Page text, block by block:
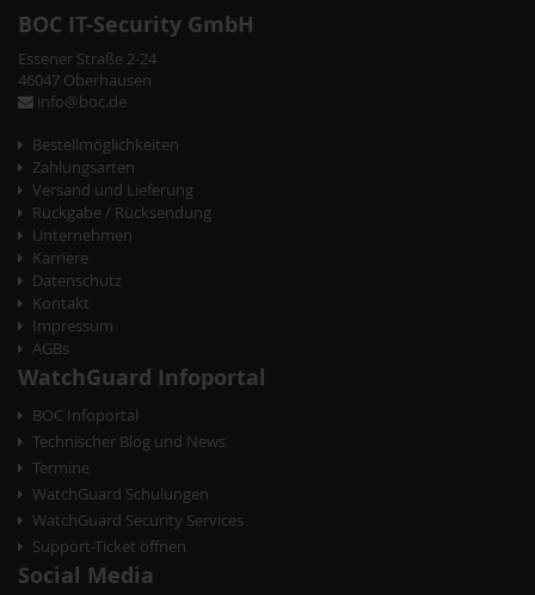
der
Bildergalerie
springen
der
Bildergalerie
springen
BOC IT-Security GmbH
Essener Straße 2-24
46047 Oberhausen
info@boc.de
Bestellmöglichkeiten
Zahlungsarten
Versand und Lieferung
Rückgabe / Rücksendung
Unternehmen
Karriere
Datenschutz
Kontakt
Impressum
AGBs
WatchGuard Infoportal
BOC Infoportal
Technischer Blog und News
Termine
WatchGuard Schulungen
WatchGuard Security Services
Support-Ticket öffnen
Social Media